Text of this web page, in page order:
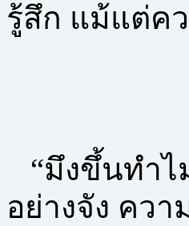
รู้สึก แม้แต่ค
“มึงขึ้นทำไ
อย่างจัง คว